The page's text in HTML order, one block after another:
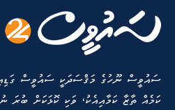
ސައުވީސް ނޫހުގެ މަޤްސަދަކީ ސައުވީސް
ކަމެއް ތާޒާ ކަމާއިއެކު، ވަކި ކޮޅަކަށް ބުރަ